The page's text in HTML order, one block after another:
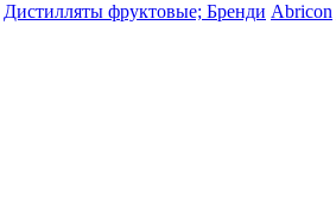
Дистилляты фруктовые; Бренди Abricon